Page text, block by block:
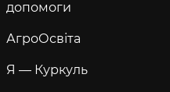
допомоги
АгроОсвіта
Я — Куркуль